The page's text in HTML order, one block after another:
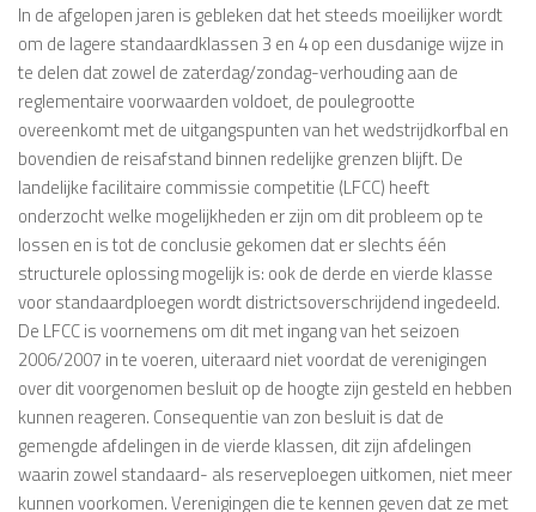
In de afgelopen jaren is gebleken dat het steeds moeilijker wordt
om de lagere standaardklassen 3 en 4 op een dusdanige wijze in
te delen dat zowel de zaterdag/zondag-verhouding aan de
reglementaire voorwaarden voldoet, de poulegrootte
overeenkomt met de uitgangspunten van het wedstrijdkorfbal en
bovendien de reisafstand binnen redelijke grenzen blijft. De
landelijke facilitaire commissie competitie (LFCC) heeft
onderzocht welke mogelijkheden er zijn om dit probleem op te
lossen en is tot de conclusie gekomen dat er slechts één
structurele oplossing mogelijk is: ook de derde en vierde klasse
voor standaardploegen wordt districtsoverschrijdend ingedeeld.
De LFCC is voornemens om dit met ingang van het seizoen
2006/2007 in te voeren, uiteraard niet voordat de verenigingen
over dit voorgenomen besluit op de hoogte zijn gesteld en hebben
kunnen reageren. Consequentie van zon besluit is dat de
gemengde afdelingen in de vierde klassen, dit zijn afdelingen
waarin zowel standaard- als reserveploegen uitkomen, niet meer
kunnen voorkomen. Verenigingen die te kennen geven dat ze met